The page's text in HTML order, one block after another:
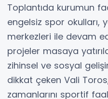
Toplantıda kurumun
engelsiz spor okulları,
merkezleri ile devam
projeler masaya
zihinsel ve sosyal
dikkat çeken Vali
zamanlarını sportif